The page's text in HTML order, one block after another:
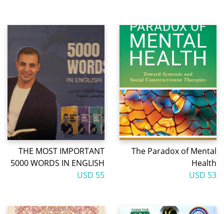
The Paradox of Mental
Health
53 USD
THE MOST IMPORTANT
5000 WORDS IN ENGLISH
55 USD